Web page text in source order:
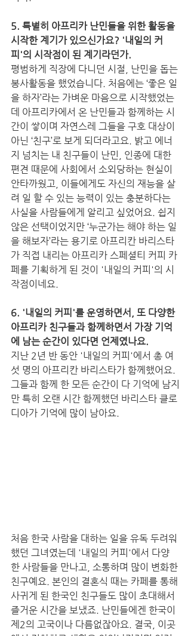
5. 특별히 아프리카 난민들을 위한 활동을
시작한 계기가 있으신가요? '내일의 커
피'의 시작점이 된 계기라던가.
평범하게 직장에 다니던 시절, 난민을 돕는
봉사활동을 했었습니다. 처음에는 ‘좋은 일
을 하자’라는 가벼운 마음으로 시작했었는
데 아프리카에서 온 난민들과 함께하는 시
간이 쌓이며 자연스레 그들을 구호 대상이
아닌 ‘친구’로 보게 되더라고요. 밝고 에너
지 넘치는 내 친구들이 난민, 인종에 대한
편견 때문에 사회에서 소외당하는 현실이
안타까웠고, 이들에게도 자신의 재능을 살
려 일 할 수 있는 능력이 있는 충분하다는
사실을 사람들에게 알리고 싶었어요. 쉽지
않은 선택이었지만 ‘누군가는 해야 하는 일
을 해보자’라는 용기로 아프리칸 바리스타
가 직접 내리는 아프리카 스페셜티 커피 카
페를 기획하게 된 것이 '내일의 커피'의 시
작점이네요.
6. '내일의 커피'를 운영하면서, 또 다양한
아프리카 친구들과 함께하면서 가장 기억
에 남는 순간이 있다면 언제였나요.
지난 2년 반 동안 '내일의 커피'에서 총 여
섯 명의 아프리칸 바리스타가 함께했어요.
그들과 함께 한 모든 순간이 다 기억에 남지
만 특히 오랜 시간 함께했던 바리스타 클로
디아가 기억에 많이 남아요.
처음 한국 사람을 대하는 일을 유독 두려워
했던 그녀였는데 '내일의 커피'에서 다양
한 사람들을 만나고, 소통하며 많이 변화한
친구예요. 본인의 결혼식 때는 카페를 통해
사귀게 된 한국인 친구들도 많이 초대해서
즐거운 시간을 보냈죠. 난민들에겐 한국이
제2의 고국이나 다름없잖아요. 결국, 이곳